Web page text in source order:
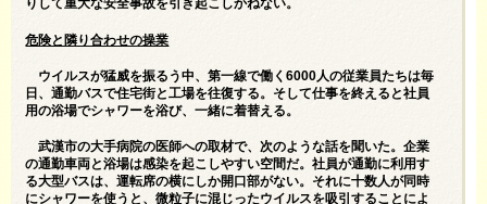
りして重大な安全事故を引き起こしかねない。
危険と隣り合わせの操業
ウイルスが猛威を振るう中、第一線で働く6000人の従業員たちは毎
日、通勤バスで住宅街と工場を往復する。そして仕事を終えると社員
用の浴場でシャワーを浴び、一緒に着替える。
武漢市の大手病院の医師への取材で、次のような話を聞いた。企業
の通勤車両と浴場は感染を起こしやすい空間だ。社員が通勤に利用す
る大型バスは、運転席の横にしか開口部がない。それに十数人が同時
にシャワーを使うと、微粒子に混じったウイルスを吸引することによ